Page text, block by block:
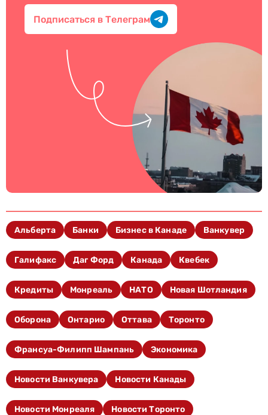
Подписаться в Телеграм
Альберта Банки Бизнес в Канаде Ванкувер
Галифакс Даг Форд Канада Квебек
Кредиты Монреаль НАТО Новая Шотландия
Оборона Онтарио Оттава Торонто
Франсуа-Филипп Шампань Экономика
Новости Ванкувера Новости Канады
Новости Монреаля Новости Торонто